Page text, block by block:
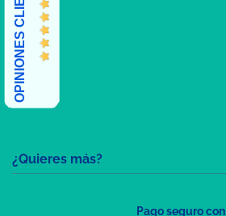
¿Quieres más?
OPINIONES CLIENTES
Pago seguro con